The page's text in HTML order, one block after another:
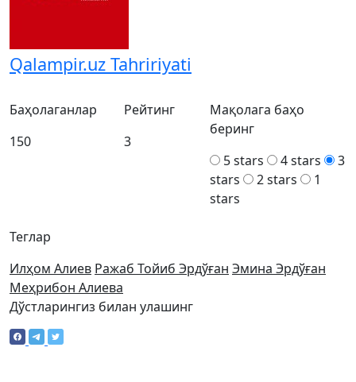
Qalampir.uz Tahririyati
Теглар
Илҳом Алиев Ражаб Тойиб Эрдўған Эмина Эрдўған
Меҳрибон Алиева
Баҳолаганлар
150
Рейтинг
3
Мақолага баҳо
беринг
5 stars
4 stars
3
stars
2 stars
1
stars
Дўстларингиз билан улашинг